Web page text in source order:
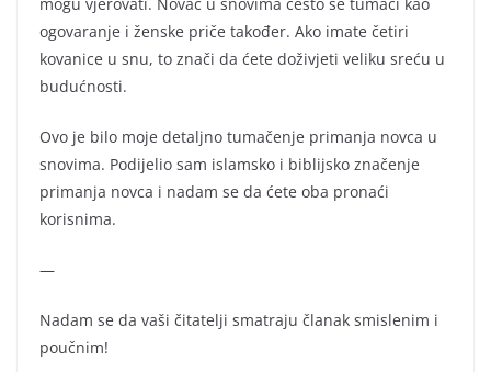
ogovaranje i ženske priče također. Ako imate četiri
kovanice u snu, to znači da ćete doživjeti veliku sreću u
budućnosti.
Ovo je bilo moje detaljno tumačenje primanja novca u
snovima. Podijelio sam islamsko i biblijsko značenje
primanja novca i nadam se da ćete oba pronaći
korisnima.
—
Nadam se da vaši čitatelji smatraju članak smislenim i
poučnim!